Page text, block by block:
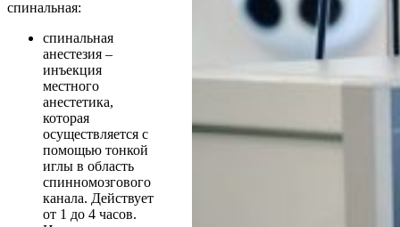
спинальная:
спинальная
анестезия –
инъекция
местного
анестетика,
которая
осуществляется с
помощью тонкой
иглы в область
спинномозгового
канала. Действует
от 1 до 4 часов.